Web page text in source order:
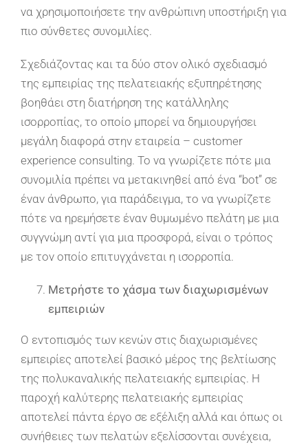
να χρησιμοποιήσετε την ανθρώπινη υποστήριξη για
πιο σύνθετες συνομιλίες.
Σχεδιάζοντας και τα δύο στον ολικό σχεδιασμό
της εμπειρίας της πελατειακής εξυπηρέτησης
βοηθάει στη διατήρηση της κατάλληλης
ισορροπίας, το οποίο μπορεί να δημιουργήσει
μεγάλη διαφορά στην εταιρεία – customer
experience consulting. Το να γνωρίζετε πότε μια
συνομιλία πρέπει να μετακινηθεί από ένα “bot” σε
έναν άνθρωπο, για παράδειγμα, το να γνωρίζετε
πότε να ηρεμήσετε έναν θυμωμένο πελάτη με μια
συγγνώμη αντί για μια προσφορά, είναι ο τρόπος
με τον οποίο επιτυγχάνεται η ισορροπία.
Μετρήστε το χάσμα των διαχωρισμένων
εμπειριών
Ο εντοπισμός των κενών στις διαχωρισμένες
εμπειρίες αποτελεί βασικό μέρος της βελτίωσης
της πολυκαναλικής πελατειακής εμπειρίας. Η
παροχή καλύτερης πελατειακής εμπειρίας
αποτελεί πάντα έργο σε εξέλιξη αλλά και όπως οι
συνήθειες των πελατών εξελίσσονται συνέχεια,